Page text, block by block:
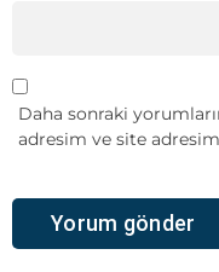
Daha sonraki
adresim ve site